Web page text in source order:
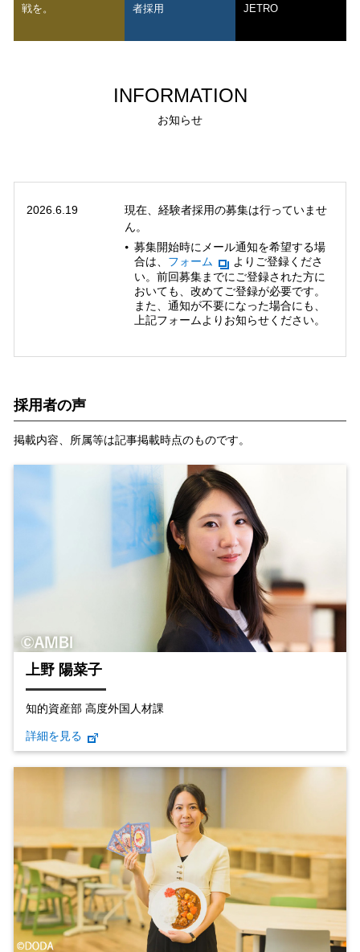
戦を。
者採用
JETRO
INFORMATION
お知らせ
2026.6.19
現在、経験者採用の募集は行っていませ
ん。
募集開始時にメール通知を希望する場
合は、 フォーム
よりご登録くださ
い。前回募集までにご登録された方に
おいても、改めてご登録が必要です。
また、通知が不要になった場合にも、
上記フォームよりお知らせください。
採用者の声
掲載内容、所属等は記事掲載時点のものです。
上野 陽菜子
知的資産部 高度外国人材課
詳細を見る